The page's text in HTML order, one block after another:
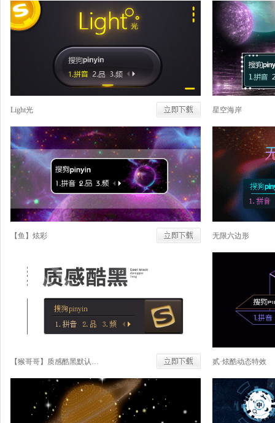
Light光 星空海岸
【鱼】炫彩 无限六边形
【猴哥哥】质感酷黑默认皮肤 贰·炫酷动态特效